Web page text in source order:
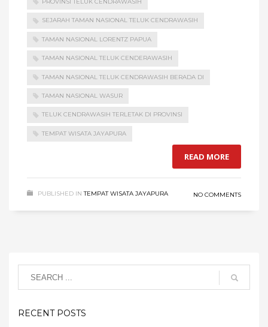
SEJARAH TAMAN NASIONAL TELUK CENDRAWASIH
TAMAN NASIONAL LORENTZ PAPUA
TAMAN NASIONAL TELUK CENDERAWASIH
TAMAN NASIONAL TELUK CENDRAWASIH BERADA DI
TAMAN NASIONAL WASUR
TELUK CENDRAWASIH TERLETAK DI PROVINSI
TEMPAT WISATA JAYAPURA
READ MORE
PUBLISHED IN TEMPAT WISATA JAYAPURA NO COMMENTS
RECENT POSTS